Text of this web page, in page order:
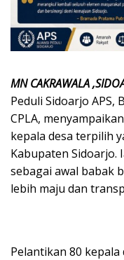
MN CAKRAWALA
Peduli Sidoarjo APS,
CPLA,
kepala desa terpilih
Kabupaten Sidoarjo.
sebagai awal babak
lebih maju dan
Pelantikan 80